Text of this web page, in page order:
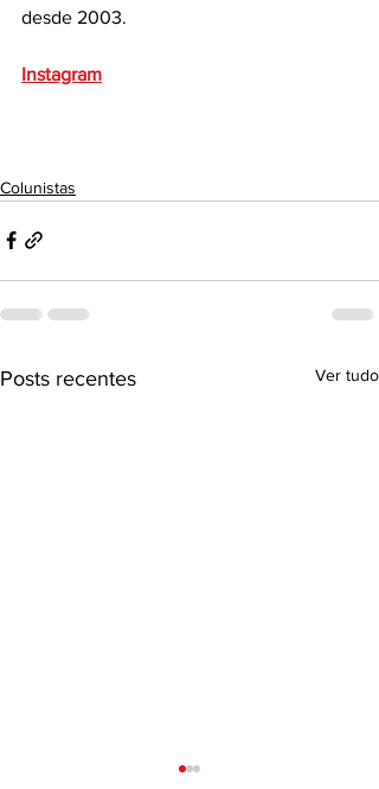
desde 2003.
Instagram
Colunistas
Posts recentes Ver tudo